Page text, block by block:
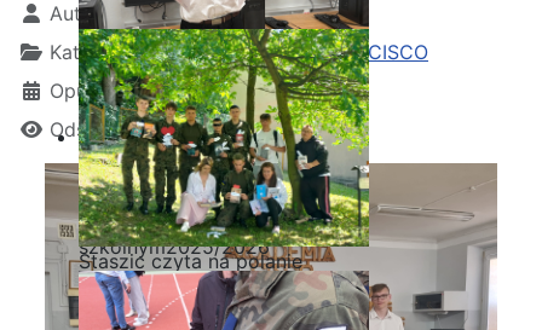
Ostatnia garść certyfikatów
Akademii CISCO w roku
szkolnym2025/2026
Staszic czyta na polanie
Autor: Kamil Krosta
Kategoria:Wydarzenia z akademii CISCO
Opublikowano: 23 czerwiec 2024
Odsłon: 1434